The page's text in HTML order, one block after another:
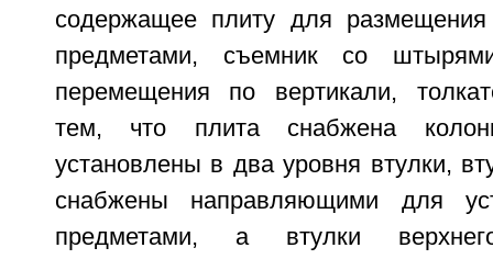
содержащее плиту для размещения
предметами, съемник со
перемещения по вертикали,
тем, что плита снабжена
установлены в два уровня втулки,
снабжены направляющими для
предметами, а втулки